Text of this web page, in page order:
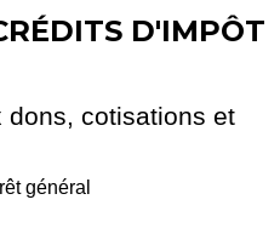
D'IMPÔT
cotisations et
général